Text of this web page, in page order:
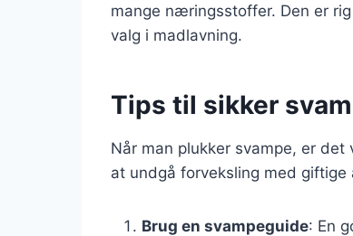
mange næringsstoffer. Den er
valg i madlavning.
Tips til sikker
Når man plukker svampe, er
at undgå forveksling med
Brug en svampeguide: En